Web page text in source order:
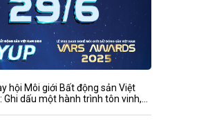
hội Môi giới Bất động sản Việt
Ghi dấu một hành trình tôn vinh,